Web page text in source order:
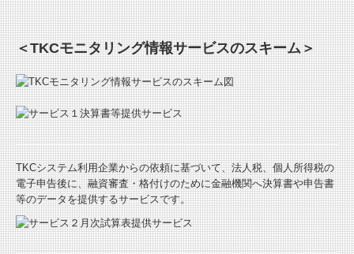
＜TKCモニタリング情報サービスのスキーム＞
TKCシステム利用企業からの依頼に基づいて、法人税、個人所得税の
電子申告後に、融資審査・格付けのために金融機関へ決算書や申告書
等のデータを提供するサービスです。